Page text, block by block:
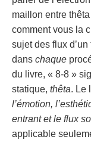
maillon entre thêta
comment vous la
sujet des flux
dans chaque
du livre, « 8-8 »
statique, thêta. Le
l’émotion,
entrant et le flux
applicable